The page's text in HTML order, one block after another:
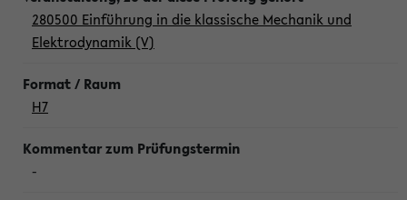
280500 Einführung in die klassische Mechanik und
Elektrodynamik (V)
H7
-